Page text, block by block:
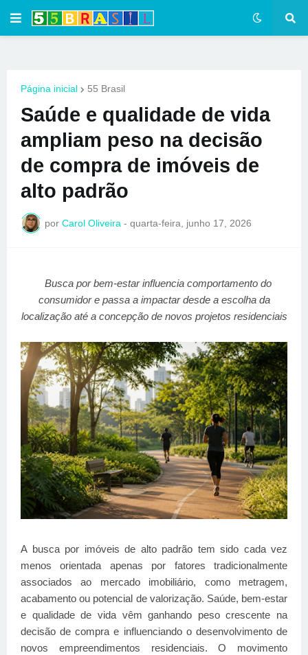
Página inicial 55 Brasil
Saúde e qualidade de vida
ampliam peso na decisão
de compra de imóveis de
alto padrão
por Carol Oliveira - quarta-feira, junho 17, 2026
Busca por bem-estar influencia comportamento do
consumidor e passa a impactar desde a escolha da
localização até a concepção de novos projetos residenciais
A busca por imóveis de alto padrão tem sido cada vez
menos orientada apenas por fatores tradicionalmente
associados ao mercado imobiliário, como metragem,
acabamento ou potencial de valorização. Saúde, bem-estar
e qualidade de vida vêm ganhando peso crescente na
decisão de compra e influenciando o desenvolvimento de
novos empreendimentos residenciais. O movimento